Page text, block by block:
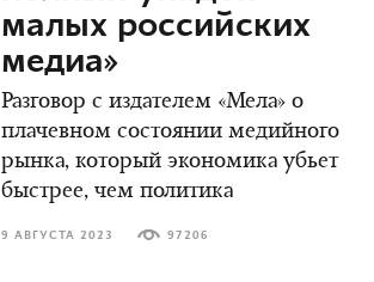
малых российских
медиа»
Разговор с издателем «Мела» о
плачевном состоянии медийного
рынка, который экономика убьет
быстрее, чем политика
9 АВГУСТА 2023 97206